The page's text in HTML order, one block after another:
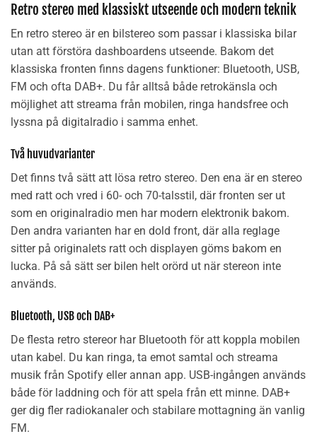
Retro stereo med klassiskt utseende och modern teknik
En retro stereo är en bilstereo som passar i klassiska bilar
utan att förstöra dashboardens utseende. Bakom det
klassiska fronten finns dagens funktioner: Bluetooth, USB,
FM och ofta DAB+. Du får alltså både retrokänsla och
möjlighet att streama från mobilen, ringa handsfree och
lyssna på digitalradio i samma enhet.
Två huvudvarianter
Det finns två sätt att lösa retro stereo. Den ena är en stereo
med ratt och vred i 60- och 70-talsstil, där fronten ser ut
som en originalradio men har modern elektronik bakom.
Den andra varianten har en dold front, där alla reglage
sitter på originalets ratt och displayen göms bakom en
lucka. På så sätt ser bilen helt orörd ut när stereon inte
används.
Bluetooth, USB och DAB+
De flesta retro stereor har Bluetooth för att koppla mobilen
utan kabel. Du kan ringa, ta emot samtal och streama
musik från Spotify eller annan app. USB-ingången används
både för laddning och för att spela från ett minne. DAB+
ger dig fler radiokanaler och stabilare mottagning än vanlig
FM.